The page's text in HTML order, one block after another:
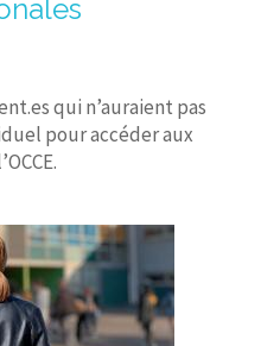
qui n’auraient pas
pour accéder aux